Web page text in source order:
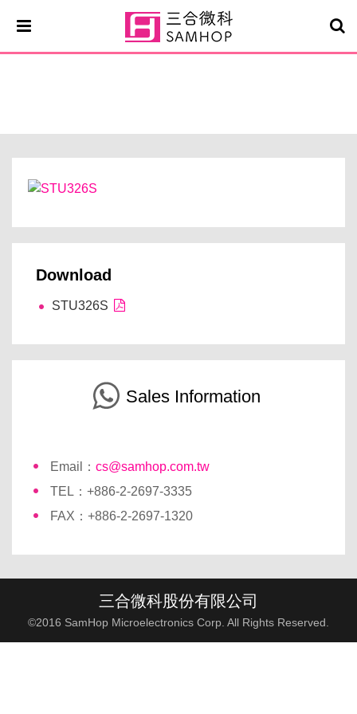
Download
STU326S
Sales Information
Email： cs@samhop.com.tw
TEL：+886-2-2697-3335
FAX：+886-2-2697-1320
三合微科股份有限公司
©2016 SamHop Microelectronics Corp. All Rights Reserved.